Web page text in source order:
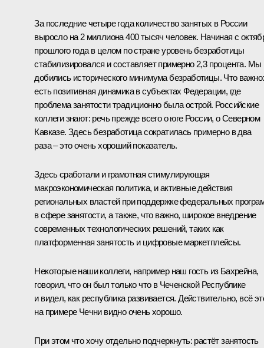
За последние четыре года количество занятых в России
выросло на 2 миллиона 400 тысяч человек. Начиная с
прошлого года в целом по стране уровень безработицы
стабилизировался и составляет примерно 2,3 процента. Мы
добились исторического минимума безработицы. Что важно:
есть позитивная динамика в субъектах Федерации, где
проблема занятости традиционно была острой. Российские
коллеги знают: речь прежде всего о юге России, о Северном
Кавказе. Здесь безработица сократилась примерно в два
раза – это очень хороший показатель.
Здесь сработали и грамотная стимулирующая
макроэкономическая политика, и активные действия
региональных властей при поддержке федеральных
в сфере занятости, а также, что важно, широкое внедрение
современных технологических решений, таких как
платформенная занятость и цифровые маркетплейсы.
Некоторые наши коллеги, например наш гость из Бахрейна,
говорил, что он был только что в Чеченской Республике
и видел, как республика развивается. Действительно, всё
на примере Чечни видно очень хорошо.
При этом что хочу отдельно подчеркнуть: растёт занятость